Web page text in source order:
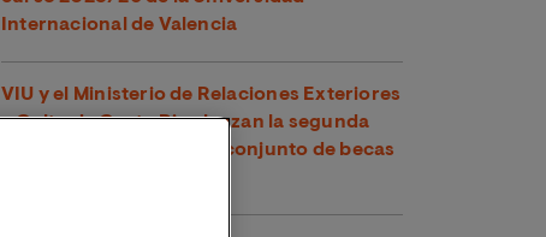
Internacional de Valencia
VIU y el Ministerio de Relaciones Exteriores
y Culto de Costa Rica lanzan la segunda
edición de su programa conjunto de becas